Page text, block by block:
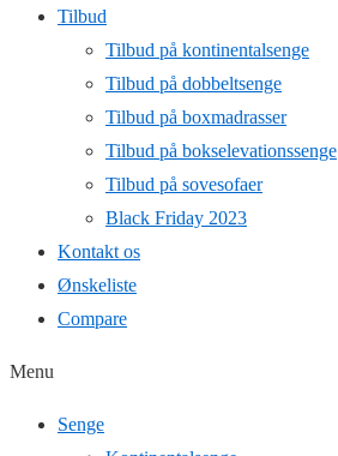
Tilbud
Tilbud på kontinentalsenge
Tilbud på dobbeltsenge
Tilbud på boxmadrasser
Tilbud på bokselevationssenge
Tilbud på sovesofaer
Black Friday 2023
Kontakt os
Ønskeliste
Compare
Menu
Senge